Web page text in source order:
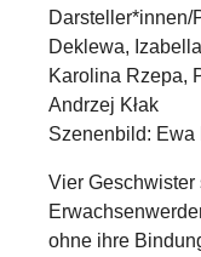
Darsteller*innen/
Deklewa,
Karolina Rzepa,
Andrzej Kłak
Szenenbild: Ewa
Vier
ohne ihre